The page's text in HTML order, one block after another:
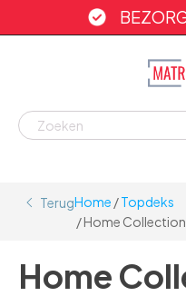
TerugHome /Topdeks
/ Home
Home